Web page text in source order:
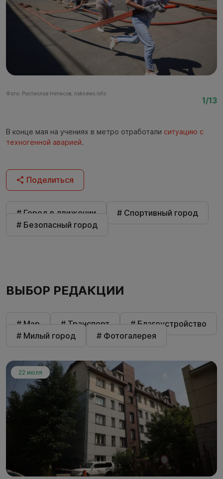
Фото: Ростислав Нетисов, nsknews.info
1/13
В конце мая на учениях в метро отработали ситуацию с
техногенной аварией.
Поделиться
# Город в движении
# Спортивный город
# Безопасный город
ВЫБОР РЕДАКЦИИ
# Мэр # Транспорт
# Благоустройство
# Милый город
# Фотогалерея
22 июля